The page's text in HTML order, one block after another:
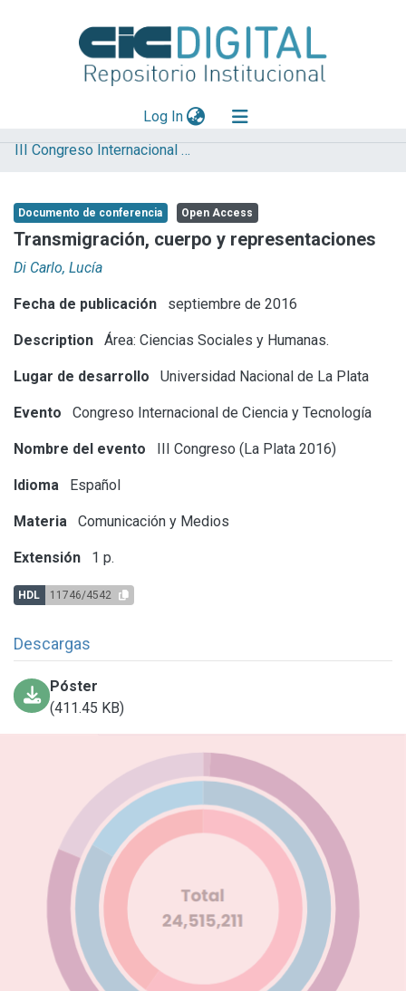
Log In(current)
Explorar
Aportar material
Statistics
III Congreso Internacional de Ciencia y Tecnología
Documento de conferencia Open Access
Transmigración, cuerpo y representaciones
Di Carlo, Lucía
Fecha de publicación septiembre de 2016
Description Área: Ciencias Sociales y Humanas.
Lugar de desarrollo Universidad Nacional de La Plata
Evento Congreso Internacional de Ciencia y Tecnología
Nombre del evento III Congreso (La Plata 2016)
Idioma Español
Materia Comunicación y Medios
Extensión 1 p.
HDL 11746/4542
Descargas
Póster
(411.45 KB)